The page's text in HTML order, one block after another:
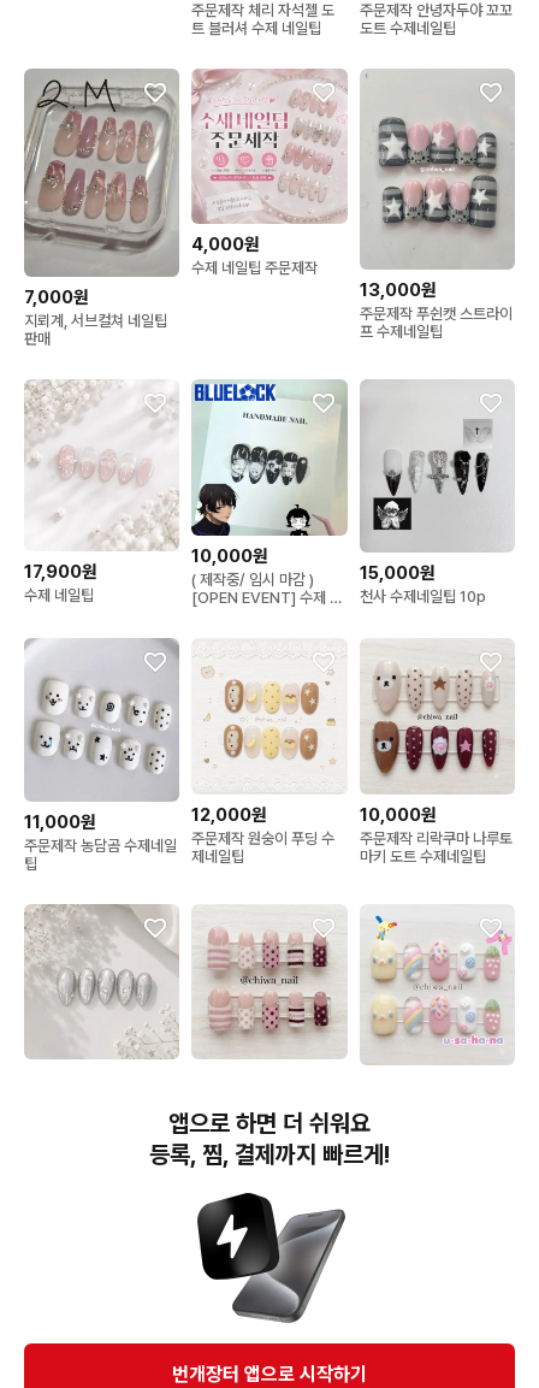
주문제작 체리 자석젤 도
트 블러셔 수제 네일팁
주문제작 안녕자두야 꼬꼬
도트 수제네일팁
7,000원
지뢰계, 서브컬쳐 네일팁
판매
4,000원
수제 네일팁 주문제작
13,000원
주문제작 푸쉰캣 스트라이
프 수제네일팁
17,900원
수제 네일팁
10,000원
( 제작중/ 임시 마감 )
[OPEN EVENT] 수제 애
문제작
15,000원
천사 수제네일팁 10p
11,000원
주문제작 농담곰 수제네일
팁
12,000원
주문제작 원숭이 푸딩 수
제네일팁
10,000원
주문제작 리락쿠마 나루토
마키 도트 수제네일팁
프 도트 수제 네일팁
클 수제 네일팁
번개장터(주) 사업자정보, 이용약관 및 기타 법적고지
번개장터㈜는 통신판매중개자이며, 통신판매의 당사자가 아닙니다. 전자상거래 등에서의
소비자보호에 관한 법률 등 관련 법령 및 번개장터㈜의 약관에 따라 상품, 상품정보, 거래에 관한 책임은
개별 판매자에게 귀속하고, 번개장터㈜는 원칙적으로 회원간 거래에 대하여 책임을 지지 않습니다.
다만, 번개장터㈜가 직접 판매하는 상품에 대한 책임은 번개장터㈜에게 귀속합니다.
앱으로 하면 더 쉬워요
등록, 찜, 결제까지 빠르게!
번개장터 앱으로 시작하기